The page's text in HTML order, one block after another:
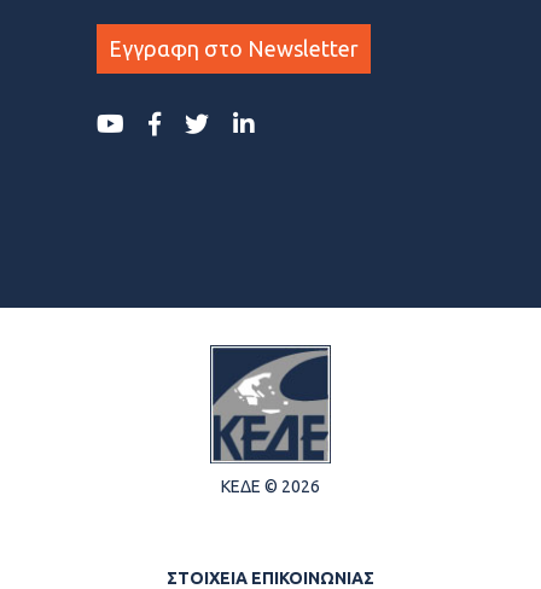
Εγγραφη στο Newsletter
ΚΕΔΕ © 2026
ΣΤΟΙΧΕΙΑ ΕΠΙΚΟΙΝΩΝΙΑΣ